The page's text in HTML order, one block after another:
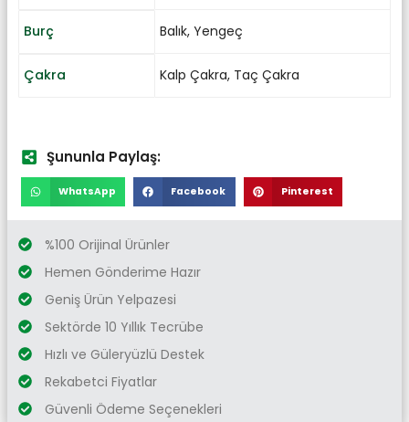
Burç Balık, Yengeç
Çakra Kalp Çakra, Taç Çakra
Şununla Paylaş:
WhatsApp Facebook Pinterest
%100 Orijinal Ürünler
Hemen Gönderime Hazır
Geniş Ürün Yelpazesi
Sektörde 10 Yıllık Tecrübe
Hızlı ve Güleryüzlü Destek
Rekabetci Fiyatlar
Güvenli Ödeme Seçenekleri